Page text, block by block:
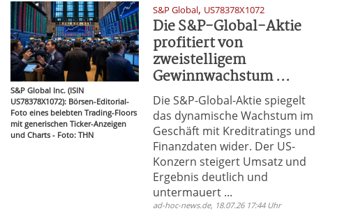
S&P Global Inc. (ISIN
US78378X1072): Börsen-Editorial-
Foto eines belebten Trading-Floors
mit generischen Ticker-Anzeigen
und Charts - Foto: THN
S&P Global, US78378X1072
Die S&P-Global-Aktie
profitiert von
zweistelligem
Gewinnwachstum ...
Die S&P-Global-Aktie spiegelt
das dynamische Wachstum im
Geschäft mit Kreditratings und
Finanzdaten wider. Der US-
Konzern steigert Umsatz und
Ergebnis deutlich und
untermauert ...
ad-hoc-news.de, 18.07.26 17:44 Uhr